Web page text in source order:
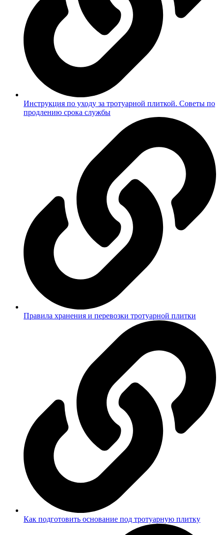
Инструкция по уходу за тротуарной плиткой. Советы по
продлению срока службы
Правила хранения и перевозки тротуарной плитки
Как подготовить основание под тротуарную плитку